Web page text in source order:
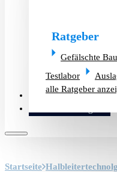
Ratgeber
Gefälschte
Testlabor
alle Ratgeber
Altlager verkaufen
Startseite